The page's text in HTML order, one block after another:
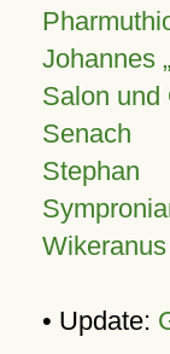
Johannes
Salon und
Senach
Stephan
Wikeranus
• Update: